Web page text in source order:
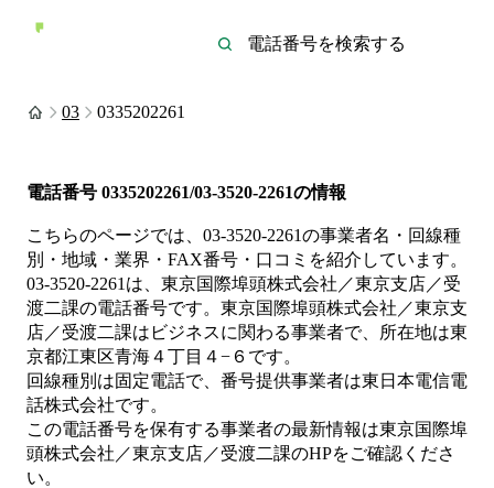
03 0335202261
電話番号 0335202261/03-3520-2261の情報
こちらのページでは、 03-3520-2261の事業者名・回線種
別・地域・業界・FAX番号・口コミを紹介しています。
03-3520-2261 は、 東京国際埠頭株式会社／東京支店／受
渡二課の電話番号です。 東京国際埠頭株式会社／東京支
店／受渡二課は ビジネスに関わる事業者で、所在地は東
京都江東区青海４丁目４−６ です。
回線種別は固定電話で、番号提供事業者は東日本電信電
話株式会社です。
この電話番号を保有する事業者の最新情報は東京国際埠
頭株式会社／東京支店／受渡二課のHPをご確認くださ
い。